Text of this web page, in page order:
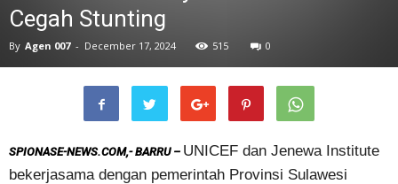
Cegah Stunting
By Agen 007 - December 17, 2024 515 0
SPIONASE-NEWS.COM,- BARRU – UNICEF dan Jenewa Institute
bekerjasama dengan pemerintah Provinsi Sulawesi